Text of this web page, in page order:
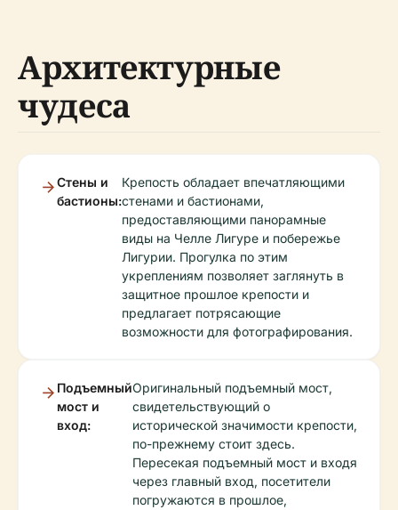
Архитектурные
чудеса
Стены и
бастионы:
Крепость обладает впечатляющими
стенами и бастионами,
предоставляющими панорамные
виды на Челле Лигуре и побережье
Лигурии. Прогулка по этим
укреплениям позволяет заглянуть в
защитное прошлое крепости и
предлагает потрясающие
возможности для фотографирования.
Подъемный
мост и
вход:
Оригинальный подъемный мост,
свидетельствующий о
исторической значимости крепости,
по-прежнему стоит здесь.
Пересекая подъемный мост и входя
через главный вход, посетители
погружаются в прошлое,